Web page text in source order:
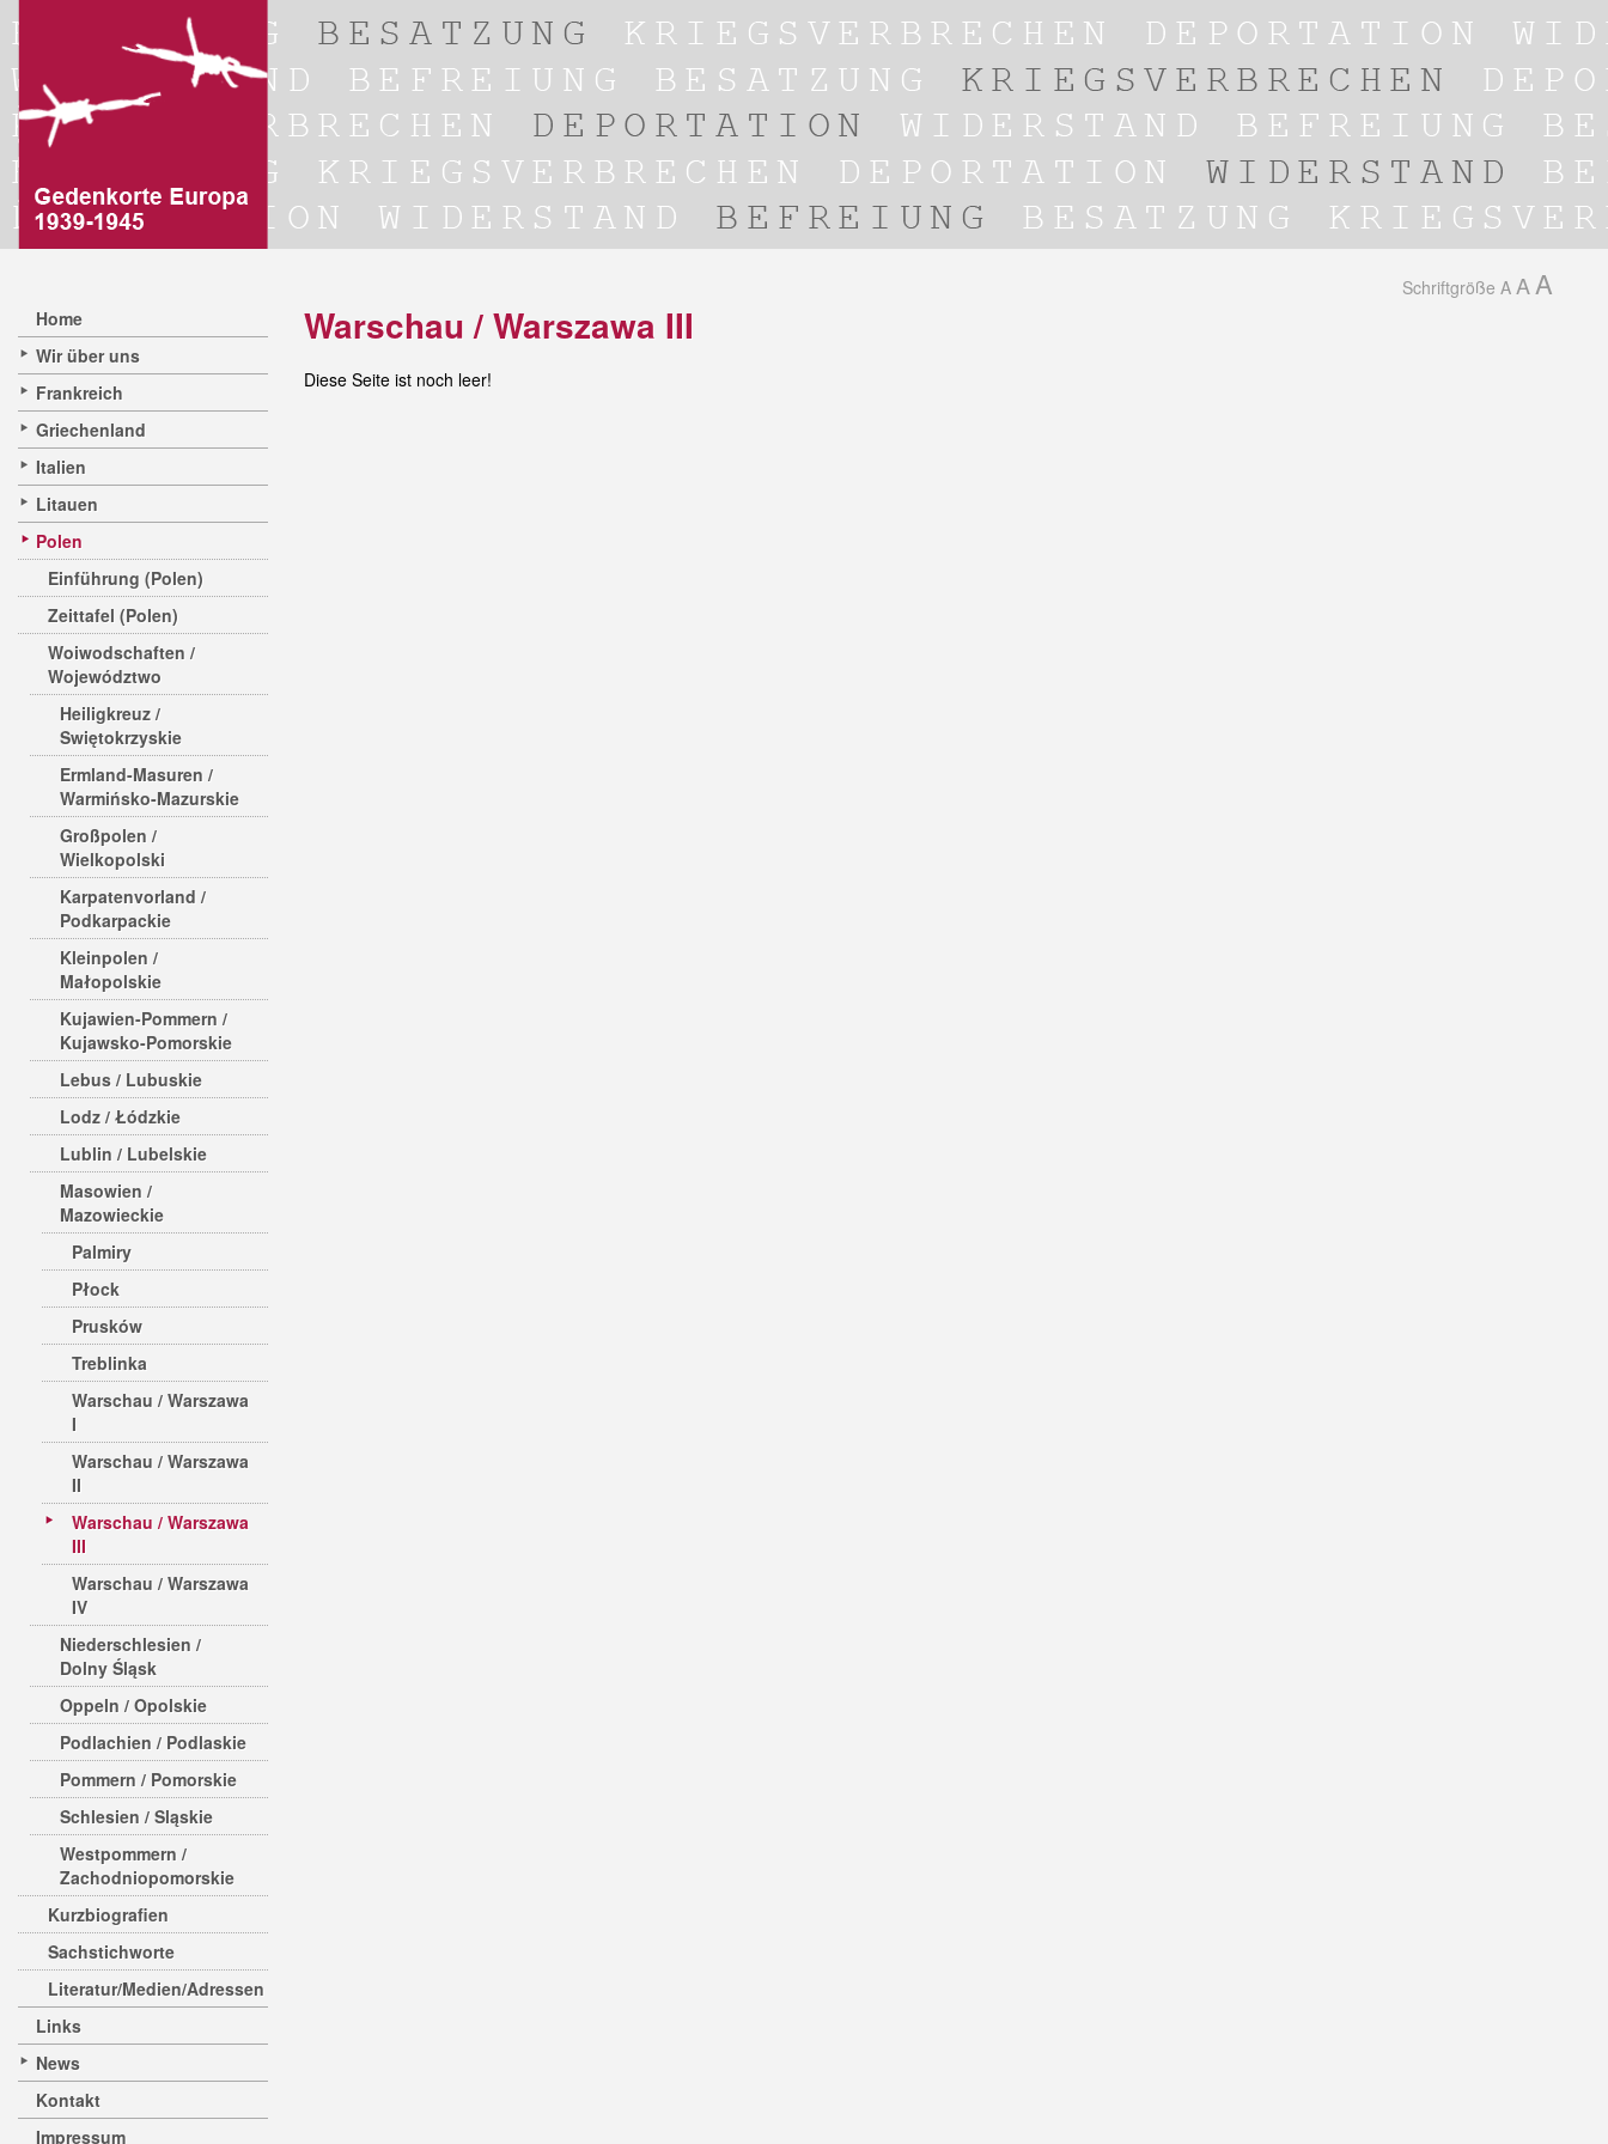
Home
Wir über uns
Frankreich
Griechenland
Italien
Litauen
Polen
Einführung (Polen)
Zeittafel (Polen)
Woiwodschaften /
Województwo
Heiligkreuz /
Swiętokrzyskie
Ermland-Masuren /
Warmińsko-Mazurskie
Großpolen /
Wielkopolski
Karpatenvorland /
Podkarpackie
Kleinpolen /
Małopolskie
Kujawien-Pommern /
Kujawsko-Pomorskie
Lebus / Lubuskie
Lodz / Łódzkie
Lublin / Lubelskie
Masowien /
Mazowieckie
Palmiry
Płock
Prusków
Treblinka
Warschau / Warszawa
I
Warschau / Warszawa
II
Warschau / Warszawa
III
Warschau / Warszawa
IV
Niederschlesien /
Dolny Śląsk
Oppeln / Opolskie
Podlachien / Podlaskie
Pommern / Pomorskie
Schlesien / Sląskie
Westpommern /
Zachodniopomorskie
Kurzbiografien
Sachstichworte
Literatur/Medien/Adressen
Links
News
Kontakt
Impressum
Schriftgröße A A A
Warschau / Warszawa III
Diese Seite ist noch leer!